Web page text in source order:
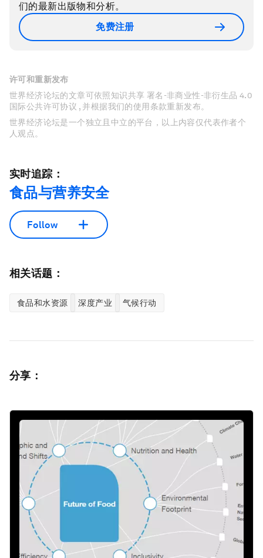
们的最新出版物和分析。
免费注册
许可和重新发布
世界经济论坛的文章可依照知识共享 署名-非商业性-非衍生品 4.0
国际公共许可协议 , 并根据我们的使用条款重新发布。
世界经济论坛是一个独立且中立的平台，以上内容仅代表作者个
人观点。
实时追踪：
食品与营养安全
Follow
相关话题：
食品和水资源 深度产业 气候行动
分享：